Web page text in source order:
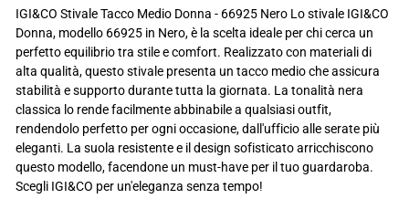
IGI&CO Stivale Tacco Medio Donna - 66925 Nero Lo stivale IGI&CO
Donna, modello 66925 in Nero, è la scelta ideale per chi cerca un
perfetto equilibrio tra stile e comfort. Realizzato con materiali di
alta qualità, questo stivale presenta un tacco medio che assicura
stabilità e supporto durante tutta la giornata. La tonalità nera
classica lo rende facilmente abbinabile a qualsiasi outfit,
rendendolo perfetto per ogni occasione, dall'ufficio alle serate più
eleganti. La suola resistente e il design sofisticato arricchiscono
questo modello, facendone un must-have per il tuo guardaroba.
Scegli IGI&CO per un'eleganza senza tempo!